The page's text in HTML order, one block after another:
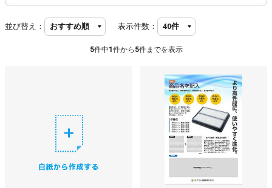
並び替え： 表示件数：
5件中1 件から 5件までを表示